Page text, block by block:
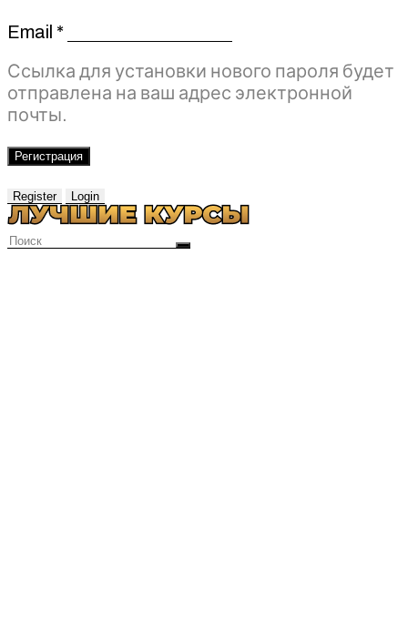
Email *Обязательно
Ссылка для установки нового пароля будет
отправлена ​​на ваш адрес электронной
почты.
Регистрация
Register Login